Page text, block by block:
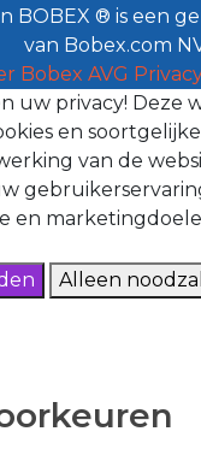
BOBEX ® is een
van Bobex.com
Bobex AVG
uw privacy! Deze
en
van de
en
Alleen